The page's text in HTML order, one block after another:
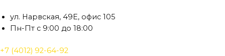
к
содержимому
ул. Нарвская, 49Е, офис 105
Пн-Пт с 9:00 до 18:00
+7 (4012) 92-64-92